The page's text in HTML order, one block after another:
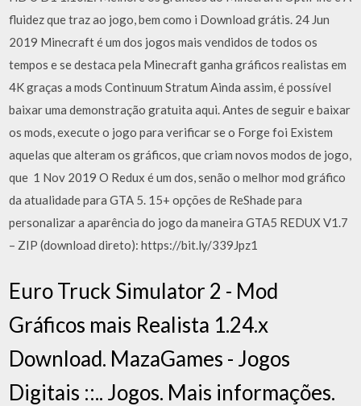
fluidez que traz ao jogo, bem como i Download grátis. 24 Jun
2019 Minecraft é um dos jogos mais vendidos de todos os
tempos e se destaca pela Minecraft ganha gráficos realistas em
4K graças a mods Continuum Stratum Ainda assim, é possível
baixar uma demonstração gratuita aqui. Antes de seguir e baixar
os mods, execute o jogo para verificar se o Forge foi Existem
aquelas que alteram os gráficos, que criam novos modos de jogo,
que 1 Nov 2019 O Redux é um dos, senão o melhor mod gráfico
da atualidade para GTA 5. 15+ opções de ReShade para
personalizar a aparência do jogo da maneira GTA5 REDUX V1.7
– ZIP (download direto): https://bit.ly/339Jpz1
Euro Truck Simulator 2 - Mod
Gráficos mais Realista 1.24.x
Download. MazaGames - Jogos
Digitais ::.. Jogos. Mais informações.